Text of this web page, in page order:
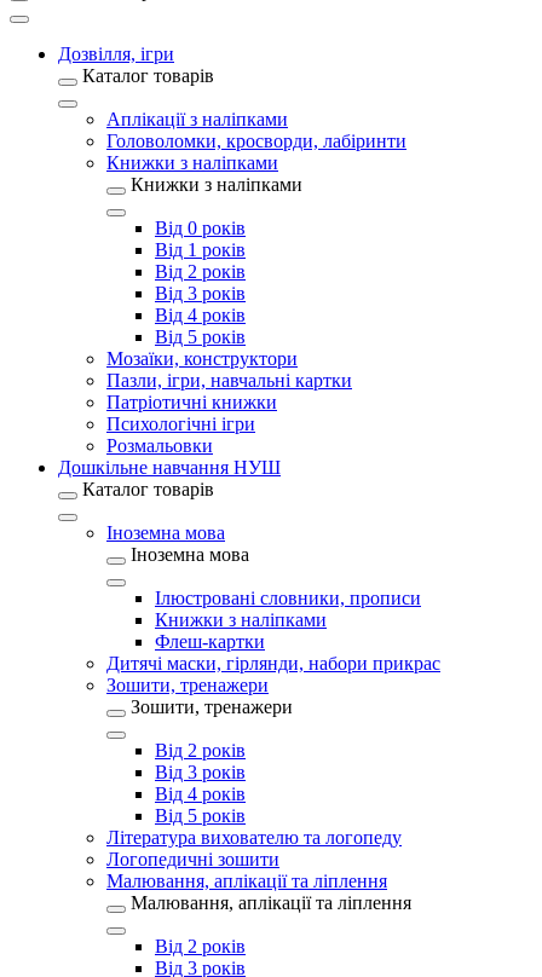
Дозвілля, ігри
Каталог товарів
Аплікації з наліпками
Головоломки, кросворди, лабіринти
Книжки з наліпками
Книжки з наліпками
Від 0 років
Від 1 років
Від 2 років
Від 3 років
Від 4 років
Від 5 років
Мозаїки, конструктори
Пазли, ігри, навчальні картки
Патріотичні книжки
Психологічні ігри
Розмальовки
Дошкільне навчання НУШ
Каталог товарів
Іноземна мова
Іноземна мова
Ілюстровані словники, прописи
Книжки з наліпками
Флеш-картки
Дитячі маски, гірлянди, набори прикрас
Зошити, тренажери
Зошити, тренажери
Від 2 років
Від 3 років
Від 4 років
Від 5 років
Література вихователю та логопеду
Логопедичні зошити
Малювання, аплікації та ліплення
Малювання, аплікації та ліплення
Від 2 років
Від 3 років